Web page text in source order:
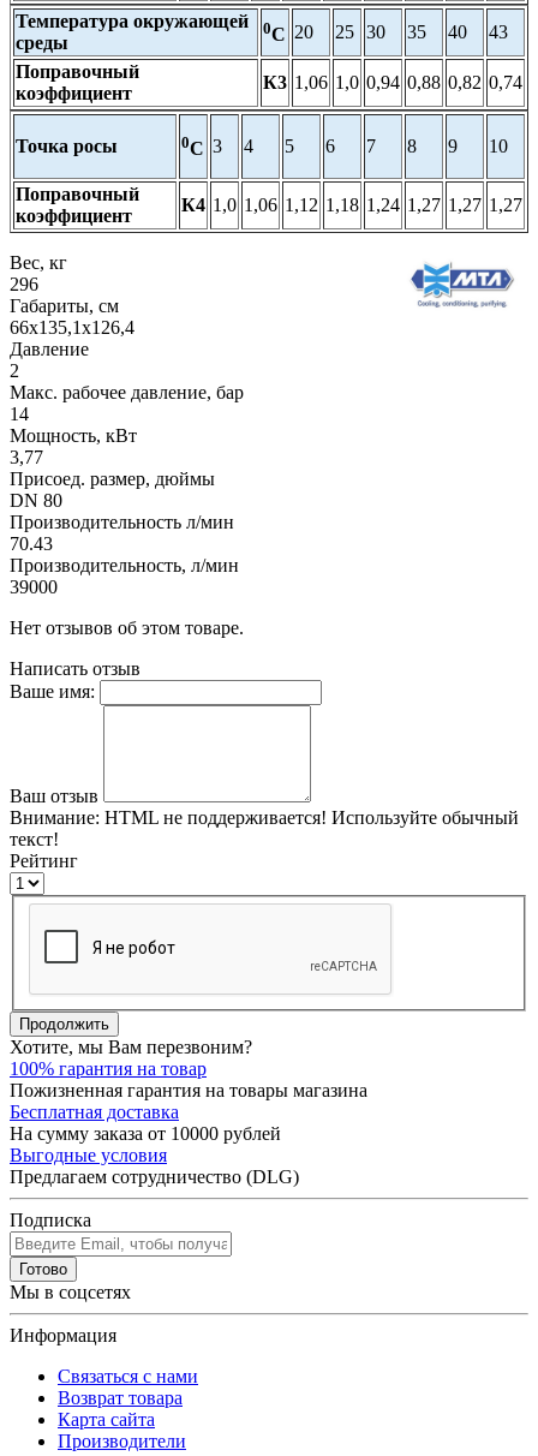
Температура окружающей
среды
0С 20 25 30 35 40
43
Поправочный
коэффициент
К3 1,06 1,0 0,94 0,88 0,82 0,74
Точка росы 0С 3 4 5 6 7 8 9 10
Поправочный
коэффициент
К4 1,0 1,06 1,12 1,18 1,24 1,27 1,27 1,27
Вес, кг
296
Габариты, см
66х135,1х126,4
Давление
2
Макс. рабочее давление, бар
14
Мощность, кВт
3,77
Присоед. размер, дюймы
DN 80
Производительность л/мин
70.43
Производительность, л/мин
39000
Нет отзывов об этом товаре.
Написать отзыв
Ваше имя:
Ваш отзыв
Внимание: HTML не поддерживается! Используйте обычный
текст!
Рейтинг
Продолжить
Хотите, мы Вам перезвоним?
100% гарантия на товар
Пожизненная гарантия на товары магазина
Бесплатная доставка
На сумму заказа от 10000 рублей
Выгодные условия
Предлагаем сотрудничество (DLG)
Подписка
Готово
Мы в соцсетях
Информация
Связаться с нами
Возврат товара
Карта сайта
Производители